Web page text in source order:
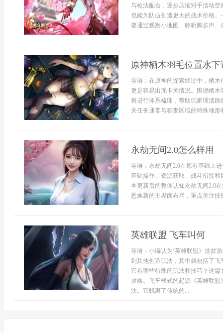
与枪法配合，逐步压缩对手活动
也能为队伍创造更大的战术价格
要通过观察小地图、聆听脚步声、
原神栖木羽毛位置水
导语：在原神的探索经过中，栖
更是容易出现卡关情况。围绕栖
将进行体系梳理，帮助玩家理清
关任务通常与稻妻区域的特殊地形
永劫无间2.0怎么样用
导语：永劫无间2.0在原有基础上
基础操作、资源获取、战斗衔接
本更新后的整体认知永劫无间2.0
悉焕新的主界面布局，重点关注技
英雄联盟 飞车叫何
导语：小编认为‘英雄联盟》这款
到其他创造玩法，其中就包括了
它有哪些特殊的玩法和技巧？这
攻略。飞车模式的起源《英雄联
法。它脱离了传统的...